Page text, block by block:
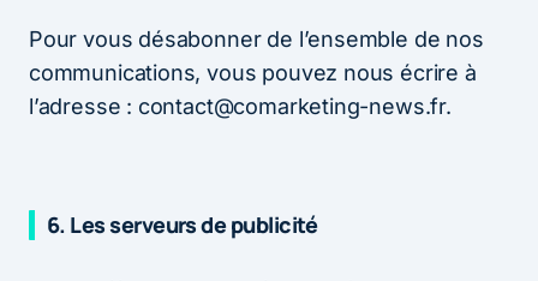
Pour vous désabonner de l’ensemble de nos
communications, vous pouvez nous écrire à
l’adresse : contact@comarketing-news.fr.
6. Les serveurs de publicité